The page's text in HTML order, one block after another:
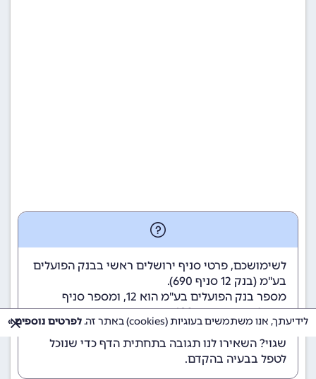
לשימושכם, פרטי סניף ירושלים ראשי בבנק הפועלים
בע"מ (בנק 12
סניף 690).
מספר בנק הפועלים בע"מ הוא 12
, ומספר סניף
ירושלים ראשי הוא 690.
הנתונים מתעדכנים באופן קבוע. נתקלתם במידע
שגוי? השאירו לנו תגובה בתחתית הדף כדי שנוכל
לטפל בבעיה בהקדם.
לידיעתך, אנו משתמשים בעוגיות (cookies) באתר זה. לפרטים נוספים »